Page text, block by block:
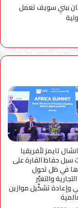
الألبان ببني سويف تعمل
تايمز لأفريقيا
بحث سبل حفاظ القارة على
في ظل تحول
والتغيّر
وإعادة تشكّيل موازين